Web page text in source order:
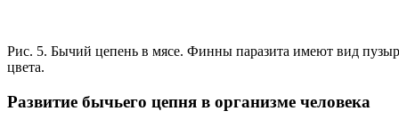
Рис. 5. Бычий цепень в мясе. Финны паразита имеют вид
цвета.
Развитие бычьего цепня в организме человека